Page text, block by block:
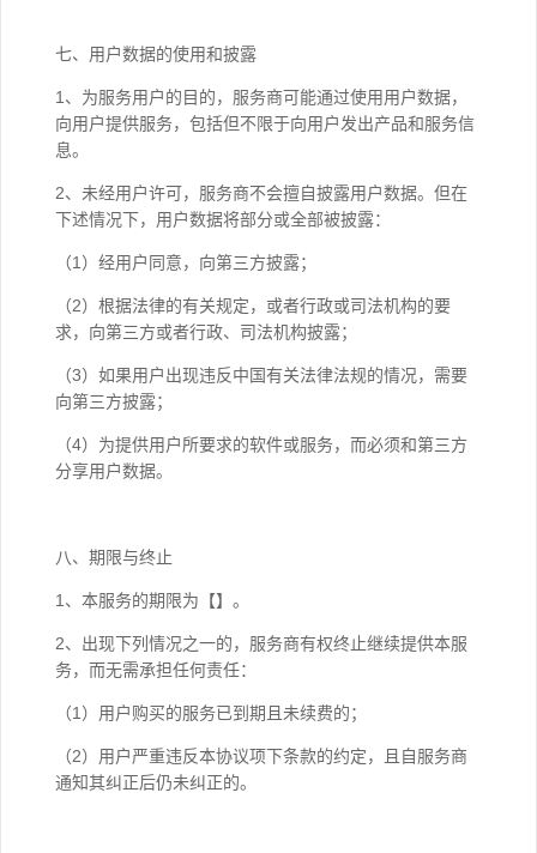
七、用户数据的使用和披露
1、为服务用户的目的，服务商可能通过使用用户数据，
向用户提供服务，包括但不限于向用户发出产品和服务信
息。
2、未经用户许可，服务商不会擅自披露用户数据。但在
下述情况下，用户数据将部分或全部被披露：
（1）经用户同意，向第三方披露；
（2）根据法律的有关规定，或者行政或司法机构的要
求，向第三方或者行政、司法机构披露；
（3）如果用户出现违反中国有关法律法规的情况，需要
向第三方披露；
（4）为提供用户所要求的软件或服务，而必须和第三方
分享用户数据。
八、期限与终止
1、本服务的期限为【】。
2、出现下列情况之一的，服务商有权终止继续提供本服
务，而无需承担任何责任：
（1）用户购买的服务已到期且未续费的；
（2）用户严重违反本协议项下条款的约定，且自服务商
通知其纠正后仍未纠正的。